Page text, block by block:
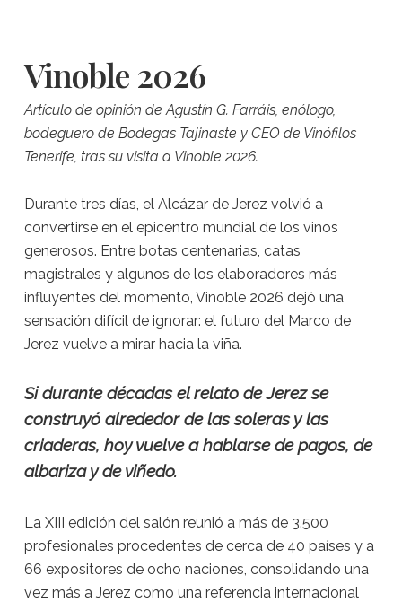
Vinoble 2026
Artículo de opinión de Agustín G. Farráis, enólogo,
bodeguero de Bodegas Tajinaste y CEO de Vinófilos
Tenerife, tras su visita a Vinoble 2026.
Durante tres días, el Alcázar de Jerez volvió a
convertirse en el epicentro mundial de los vinos
generosos. Entre botas centenarias, catas
magistrales y algunos de los elaboradores más
influyentes del momento, Vinoble 2026 dejó una
sensación difícil de ignorar: el futuro del Marco de
Jerez vuelve a mirar hacia la viña.
Si durante décadas el relato de Jerez se
construyó alrededor de las soleras y las
criaderas, hoy vuelve a hablarse de pagos, de
albariza y de viñedo.
La XIII edición del salón reunió a más de 3.500
profesionales procedentes de cerca de 40 países y a
66 expositores de ocho naciones, consolidando una
vez más a Jerez como una referencia internacional